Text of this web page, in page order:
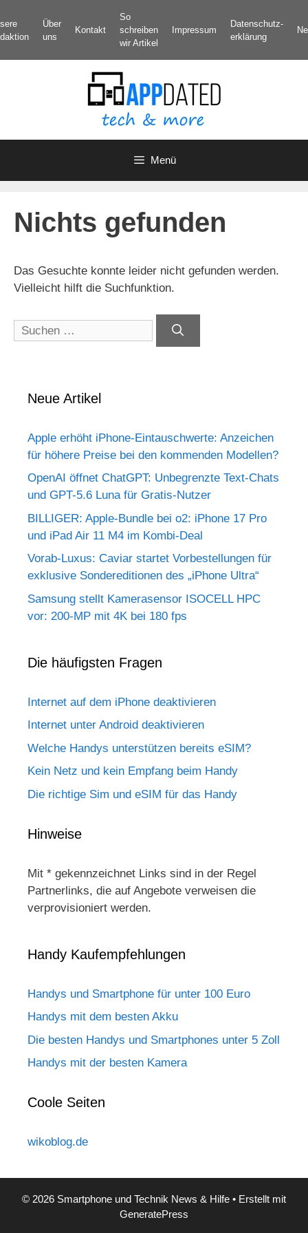
Inhalt
springen
Über
uns
Kontakt
So
schreiben
wir Artikel
Impressum
Datenschutz­
erklärung
Menü
Nichts gefunden
Das Gesuchte konnte leider nicht gefunden werden.
Vielleicht hilft die Suchfunktion.
Suchen
nach:
Neue Artikel
Apple erhöht iPhone-Eintauschwerte: Anzeichen
für höhere Preise bei den kommenden Modellen?
OpenAI öffnet ChatGPT: Unbegrenzte Text-Chats
und GPT-5.6 Luna für Gratis-Nutzer
BILLIGER: Apple-Bundle bei o2: iPhone 17 Pro
und iPad Air 11 M4 im Kombi-Deal
Vorab-Luxus: Caviar startet Vorbestellungen für
exklusive Sondereditionen des „iPhone Ultra“
Samsung stellt Kamerasensor ISOCELL HPC
vor: 200-MP mit 4K bei 180 fps
Die häufigsten Fragen
Internet auf dem iPhone deaktivieren
Internet unter Android deaktivieren
Welche Handys unterstützen bereits eSIM?
Kein Netz und kein Empfang beim Handy
Die richtige Sim und eSIM für das Handy
Hinweise
Mit * gekennzeichnet Links sind in der Regel
Partnerlinks, die auf Angebote verweisen die
verprovisioniert werden.
Handy Kaufempfehlungen
Handys und Smartphone für unter 100 Euro
Handys mit dem besten Akku
Die besten Handys und Smartphones unter 5 Zoll
Handys mit der besten Kamera
Coole Seiten
wikoblog.de
© 2026 Smartphone und Technik News & Hilfe • Erstellt mit
GeneratePress